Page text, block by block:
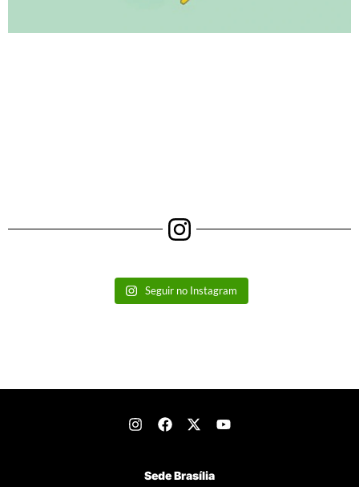
Seguir no Instagram
Sede Brasília